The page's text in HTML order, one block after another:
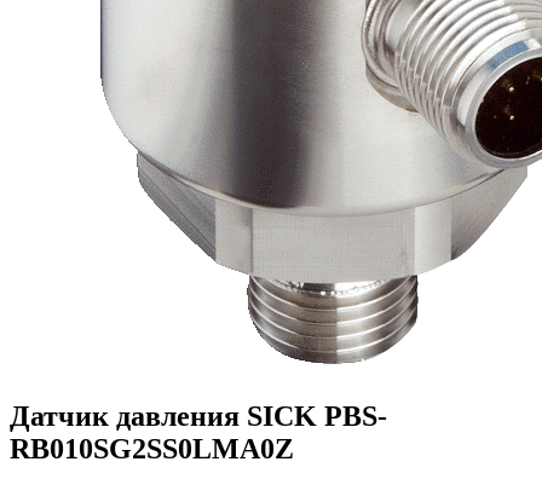
Датчик давления SICK PBS-
RB010SG2SS0LMA0Z